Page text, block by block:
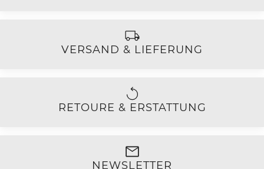
VERSAND & LIEFERUNG
RETOURE & ERSTATTUNG
NEWSLETTER